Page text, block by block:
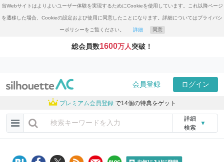
当Webサイトはよりよいユーザー体験を実現するためにCookieを使用しています。これ以降ページ
を遷移した場合、Cookieの設定および使用に同意したことになります。詳細についてはプライバシ
ーポリシーをご覧ください。 詳細 同意
総会員数1600万人突破！
会員登録 ログイン
プレミアム会員登録 で14個の特典をゲット
詳細
検索
▼